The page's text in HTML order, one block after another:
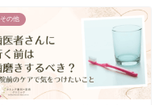
その他